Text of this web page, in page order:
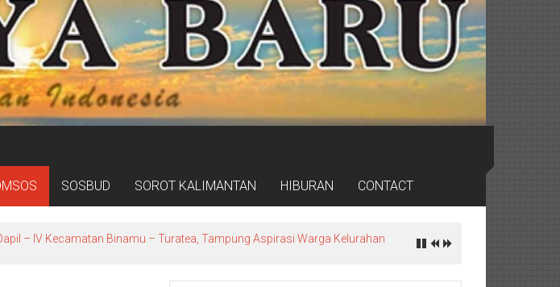
SOSBUD SOROT KALIMANTAN HIBURAN CONTACT
– lV Kecamatan Binamu – Turatea, Tampung Aspirasi Warga Kelurahan